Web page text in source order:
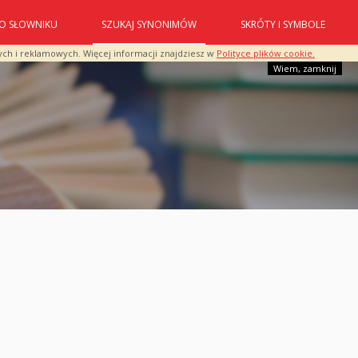
i reklamowych. Więcej informacji znajdziesz w Polityce plików cookie.
Wiem, zamknij
O SŁOWNIKU SZUKAJ SYNONIMÓW SKRÓTY I SYMBOLE